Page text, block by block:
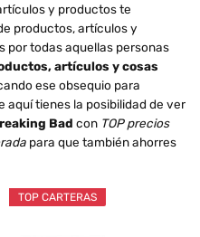
y productos te
productos, artículos y
por todas aquellas personas
artículos y cosas
ese obsequio para
aquí tienes la posibilidad de ver
Bad con TOP precios
para que también ahorres
TOP CARTERAS